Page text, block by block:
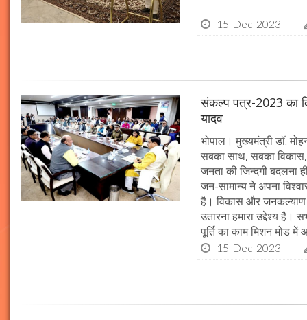
15-Dec-2023
संकल्प पत्र-2023 का
यादव
भोपाल। मुख्यमंत्री डॉ.
सबका साथ, सबका
जनता की जिन्दगी बदलना
जन-सामान्य ने अपना
है। विकास और
उतारना हमारा उद्देश्य
पूर्ति का काम मिशन मोड
15-Dec-2023